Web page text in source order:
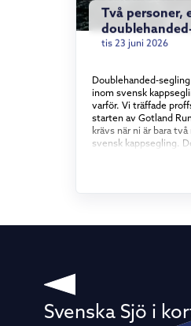
Två personer,
tis 23 juni 2026
Doublehanded-
inom svensk
varför. Vi träffade
starten av Gotland
krävs när ni är bara
svensk kappsegling.
personer bemannar
senaste och ett halvt
tecken på att mattas
utan att varje enskild
något. Doublehanded
vila – det är det som
också att
vara genomtänkt, från
Svenska Sjö i